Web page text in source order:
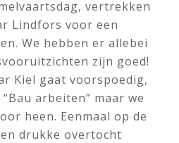
vertrekken
Lindfors voor een
We hebben er allebei
zijn goed!
Kiel gaat voorspoedig,
arbeiten” maar we
heen. Eenmaal op de
drukke overtocht